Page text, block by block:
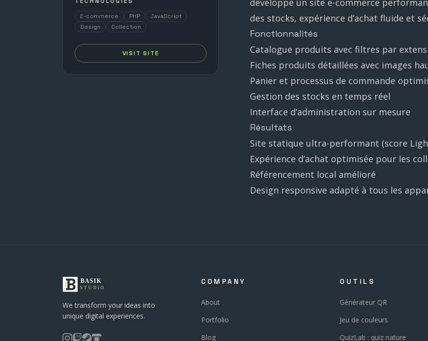
E-commerce
PHP
JavaScript
Design
Collection
VISIT SITE
développé un site e-commerce
des stocks, expérience d’achat fluide et
Fonctionnalités
Catalogue produits avec filtres par
Fiches produits détaillées avec images
Panier et processus de commande
Gestion des stocks en temps réel
Interface d’administration sur mesure
Résultats
Site statique ultra-performant (score
Expérience d’achat optimisée pour les
Référencement local amélioré
Design responsive adapté à tous les
We transform your ideas into
unique digital experiences.
COMPANY
About
Portfolio
Blog
OUTILS
Générateur QR
Jeu de couleurs
QuizLab : quiz nature